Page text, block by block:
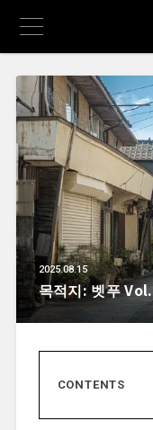
2025.08.15
목적지: 벳푸
CONTENTS